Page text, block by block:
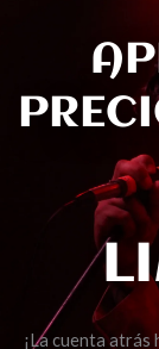
¡La cuenta atrás